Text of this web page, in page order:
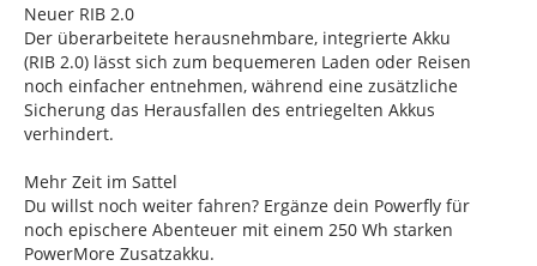
Neuer RIB 2.0
Der überarbeitete herausnehmbare, integrierte Akku
(RIB 2.0) lässt sich zum bequemeren Laden oder Reisen
noch einfacher entnehmen, während eine zusätzliche
Sicherung das Herausfallen des entriegelten Akkus
verhindert.
Mehr Zeit im Sattel
Du willst noch weiter fahren? Ergänze dein Powerfly für
noch epischere Abenteuer mit einem 250 Wh starken
PowerMore Zusatzakku.